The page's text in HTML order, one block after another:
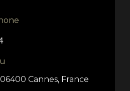
Cannes, France